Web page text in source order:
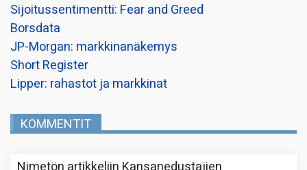
Sijoitussentimentti: Fear and Greed
Borsdata
JP-Morgan: markkinanäkemys
Short Register
Lipper: rahastot ja markkinat
KOMMENTIT